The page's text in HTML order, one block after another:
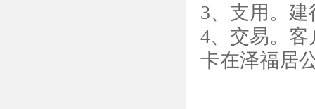
3、支用。
4、交易。
卡在泽福居